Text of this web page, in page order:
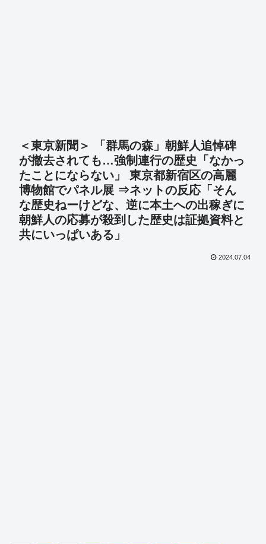
＜東京新聞＞ 「群馬の森」朝鮮人追悼碑
が撤去されても…強制連行の歴史「なかっ
たことにならない」 東京都新宿区の高麗
博物館でパネル展 ⇒ネットの反応「そん
な歴史ねーけどな、逆に本土への出稼ぎに
朝鮮人の応募が殺到した歴史は証拠資料と
共にいっぱいある」
2024.07.04